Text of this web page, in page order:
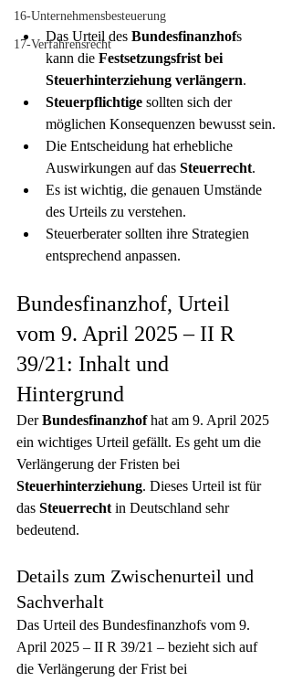
16-Unternehmensbesteuerung
17-Verfahrensrecht
Das Urteil des Bundesfinanzhofs
kann die Festsetzungsfrist bei
Steuerhinterziehung verlängern.
Steuerpflichtige sollten sich der
möglichen Konsequenzen bewusst sein.
Die Entscheidung hat erhebliche
Auswirkungen auf das Steuerrecht.
Es ist wichtig, die genauen Umstände
des Urteils zu verstehen.
Steuerberater sollten ihre Strategien
entsprechend anpassen.
Bundesfinanzhof, Urteil
vom 9. April 2025 – II R
39/21: Inhalt und
Hintergrund
Der Bundesfinanzhof hat am 9. April 2025
ein wichtiges Urteil gefällt. Es geht um die
Verlängerung der Fristen bei
Steuerhinterziehung. Dieses Urteil ist für
das Steuerrecht in Deutschland sehr
bedeutend.
Details zum Zwischenurteil und
Sachverhalt
Das Urteil des Bundesfinanzhofs vom 9.
April 2025 – II R 39/21 – bezieht sich auf
die Verlängerung der Frist bei